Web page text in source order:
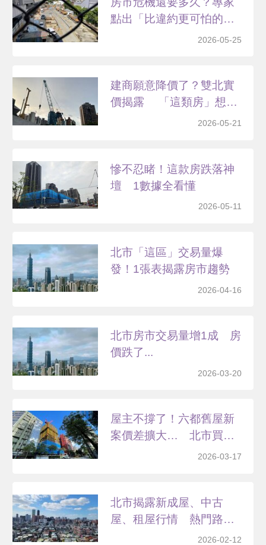
點出「比違約更可怕的
2026-05-25
建商願意降價了？雙北實
價揭露 「這類房」想
2026-05-21
慘不忍睹！這款房跌落神
壇 1數據全看懂
2026-05-11
北市「這區」交易量爆
發！1張表揭露房市趨勢
2026-04-16
北市房市交易量增1成 房
價跌了...
2026-03-20
屋主不撐了！六都舊屋新
案價差擴大… 北市買
2026-03-17
北市揭露新成屋、中古
屋、租屋行情 熱門路段
2026-02-12